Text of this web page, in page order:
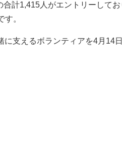
計1,415人がエントリーして
。
支えるボランティアを4月14